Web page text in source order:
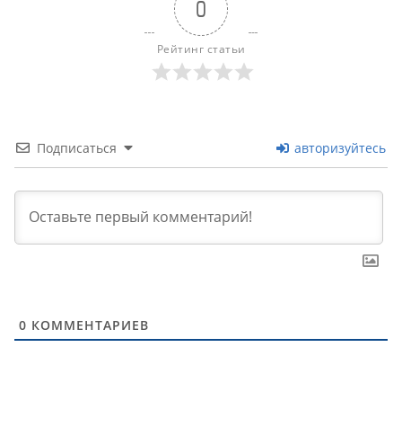
0
Рейтинг статьи
Подписаться авторизуйтесь
0 КОММЕНТАРИЕВ